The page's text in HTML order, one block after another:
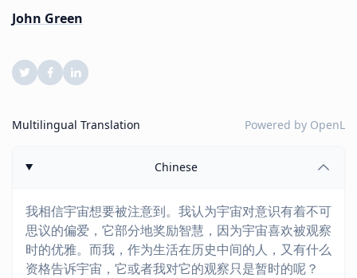
John Green
Multilingual Translation Powered by OpenL
Chinese
我相信宇宙想要被注意到。我认为宇宙对意识有着不可
思议的偏爱，它部分地奖励智慧，因为宇宙喜欢被观察
时的优雅。而我，作为生活在历史中间的人，又有什么
资格告诉宇宙，它或者我对它的观察只是暂时的呢？